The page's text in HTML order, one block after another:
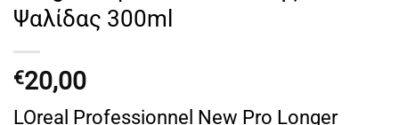
Ψαλίδας 300ml
€20,00
LOreal Professionnel New Pro Longer